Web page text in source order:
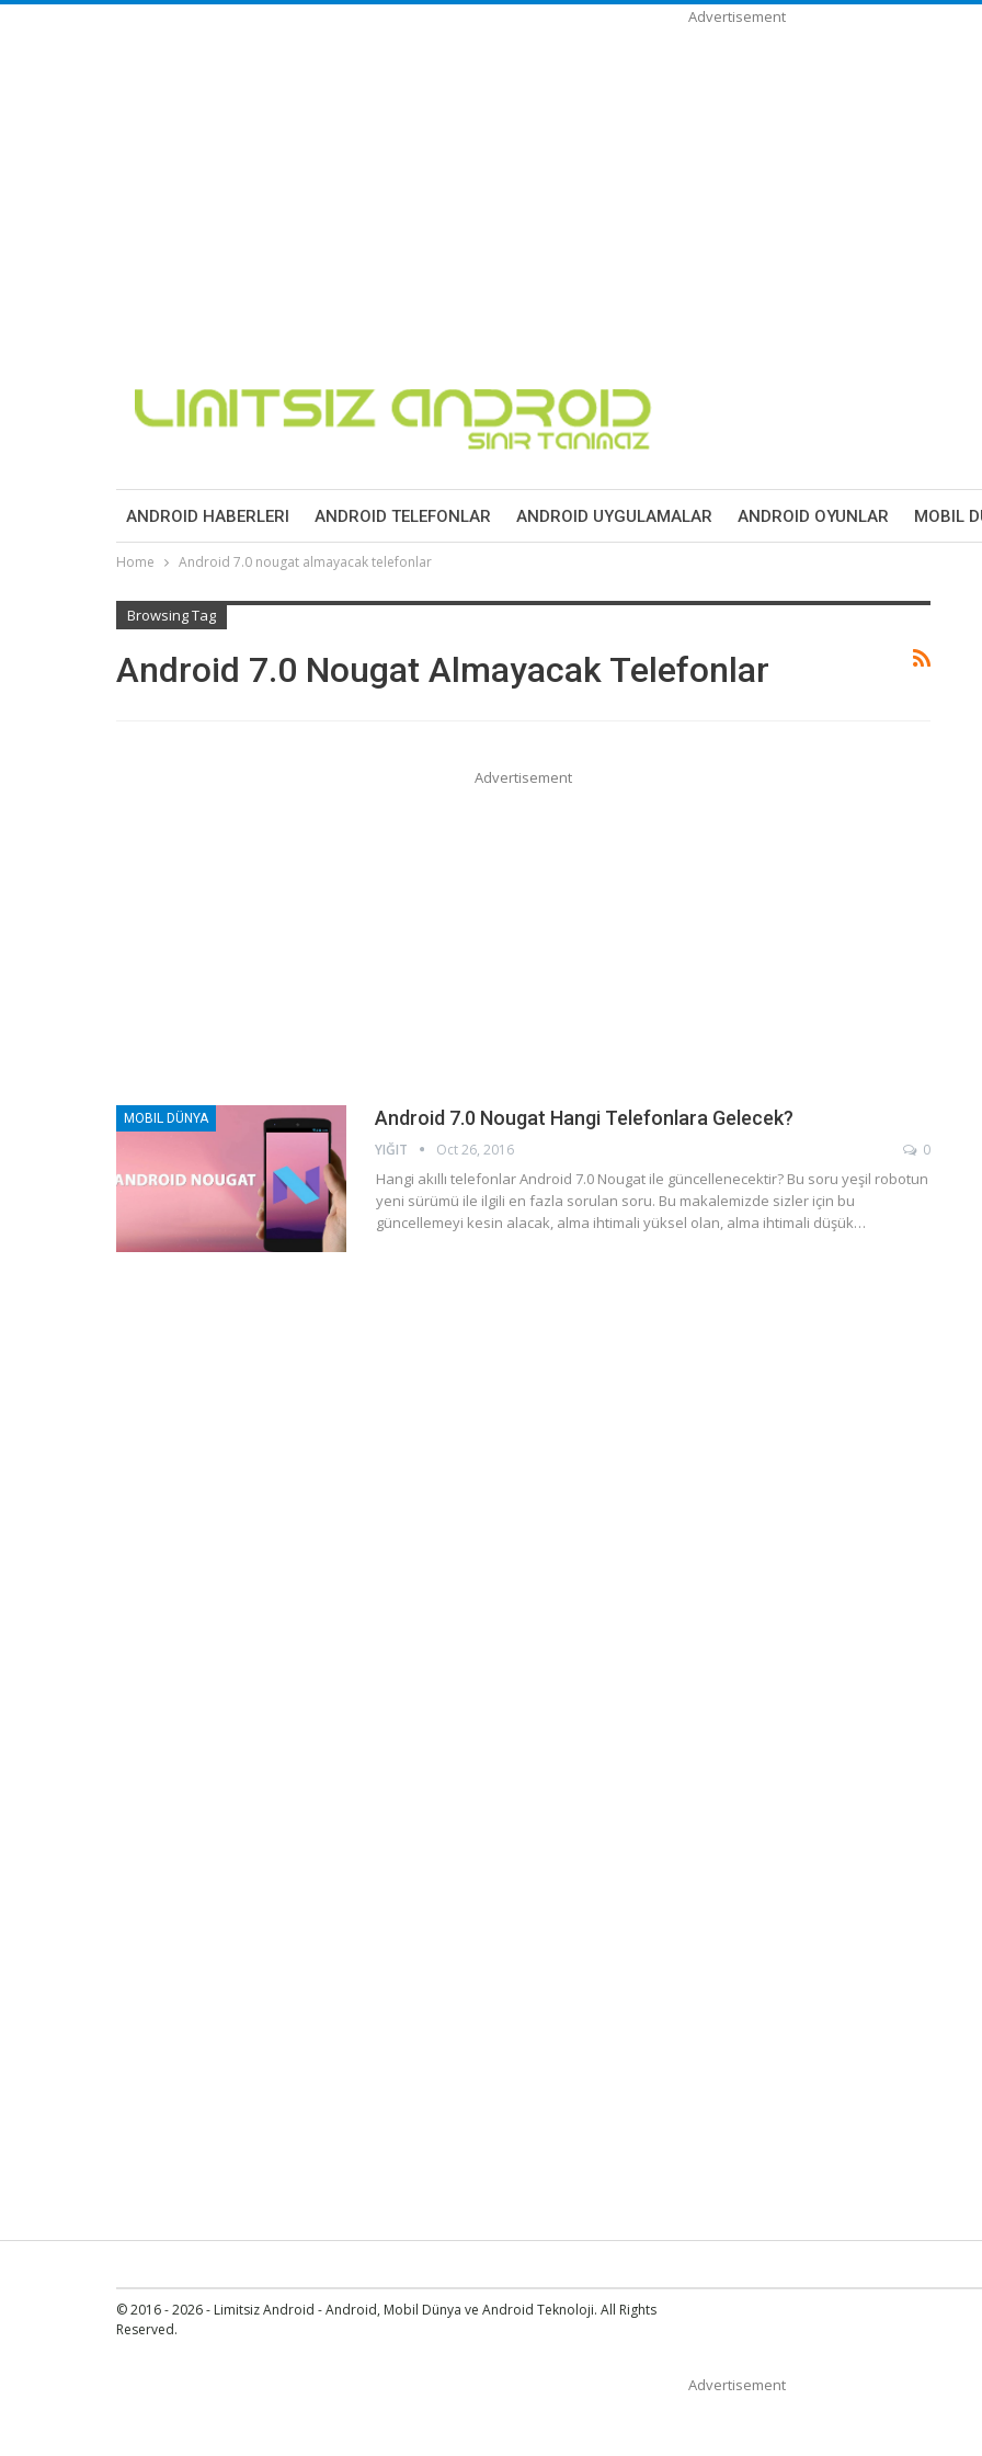
Advertisement
ANDROID HABERLERI ANDROID TELEFONLAR ANDROID UYGULAMALAR ANDROID OYUNLAR MOBIL
Home Android 7.0 nougat almayacak telefonlar
Browsing Tag
Android 7.0 Nougat Almayacak Telefonlar
Advertisement
MOBIL DÜNYA Android 7.0 Nougat Hangi Telefonlara Gelecek?
YIĞIT Oct 26, 2016 0
Hangi akıllı telefonlar Android 7.0 Nougat ile güncellenecektir? Bu soru yeşil robotun
yeni sürümü ile ilgili en fazla sorulan soru. Bu makalemizde sizler için bu
güncellemeyi kesin alacak, alma ihtimali yüksel olan, alma ihtimali düşük…
© 2016 - 2026 - Limitsiz Android - Android, Mobil Dünya ve Android Teknoloji. All Rights
Reserved.
Advertisement